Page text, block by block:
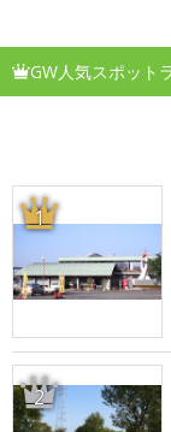
GW人気スポット
1
2